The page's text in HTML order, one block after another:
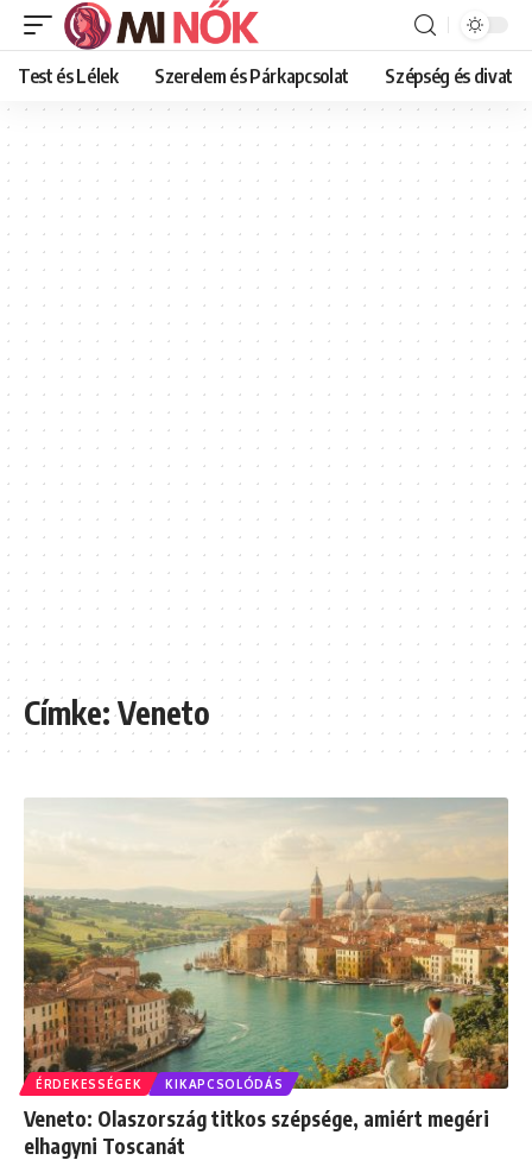
Test és Lélek Szerelem és Párkapcsolat Szépség és divat
Címke:Veneto
ÉRDEKESSÉGEK KIKAPCSOLÓDÁS
Veneto: Olaszország titkos szépsége, amiért megéri
elhagyni Toscanát